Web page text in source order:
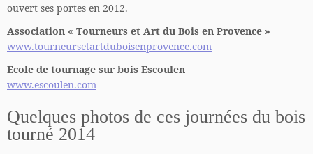
ouvert ses portes en 2012.
Association « Tourneurs et Art du Bois en Provence »
www.tourneursetartduboisenprovence.com
Ecole de tournage sur bois Escoulen
www.escoulen.com
Quelques photos de ces journées du bois
tourné 2014